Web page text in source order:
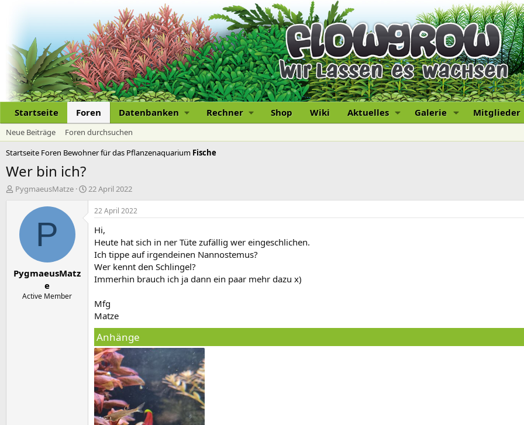
Startseite Foren Datenbanken Rechner Shop Wiki Aktuelles Galerie Mitglieder
Neue Beiträge
Foren durchsuchen
Startseite Foren Bewohner für das Pflanzenaquarium Fische
Wer bin ich?
E
r
PygmaeusMatze
E
r
m
22 April 2022
P
PygmaeusMatz
e
Active Member
22 April 2022
Hi,
Heute hat sich in ner Tüte zufällig wer eingeschlichen.
Ich tippe auf irgendeinen Nannostemus?
Wer kennt den Schlingel?
Immerhin brauch ich ja dann ein paar mehr dazu x)
Mfg
Matze
Anhänge